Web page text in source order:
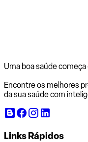
Uma boa saúde começa
Encontre os melhores
da sua saúde com
Links Rápidos